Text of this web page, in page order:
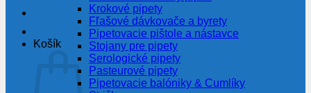
Košík
Krokové pipety
Fľašové dávkovače a byrety
Pipetovacie pištole a nástavce
Stojany pre pipety
Serologické pipety
Pasteurové pipety
Pipetovacie balóniky & Cumlíky